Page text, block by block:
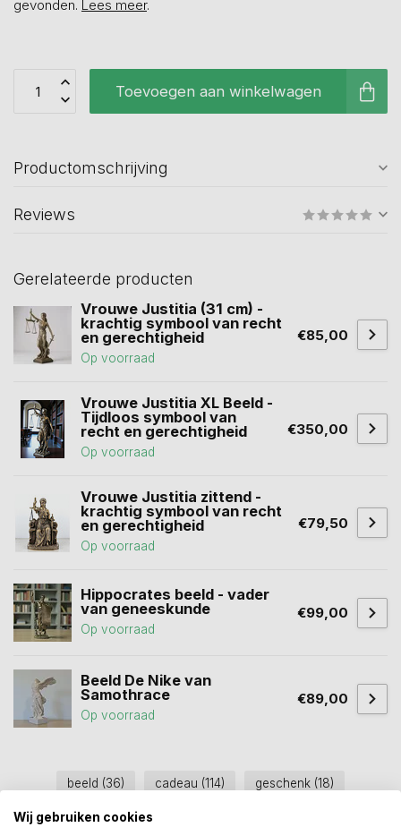
gevonden. Lees meer.
Toevoegen aan winkelwagen
Productomschrijving
Reviews
Gerelateerde producten
Vrouwe Justitia (31 cm) -
krachtig symbool van recht
en gerechtigheid
Op voorraad
€85,00
Vrouwe Justitia XL Beeld -
Tijdloos symbool van
recht en gerechtigheid
Op voorraad
€350,00
Vrouwe Justitia zittend -
krachtig symbool van recht
en gerechtigheid
Op voorraad
€79,50
Hippocrates beeld - vader
van geneeskunde
Op voorraad
€99,00
Beeld De Nike van
Samothrace
Op voorraad
€89,00
beeld (36) cadeau (114) geschenk (18)
liefde(41)
Wij gebruiken cookies